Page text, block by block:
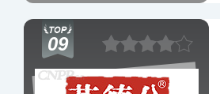
09